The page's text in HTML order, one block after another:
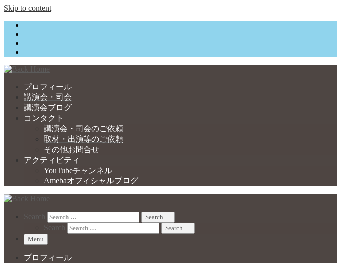
Skip to content
プロフィール
講演会・司会
講演会ブログ
コンタクト
講演会・司会のご依頼
取材・出演等のご依頼
その他お問合せ
アクティビティ
YouTubeチャンネル
Amebaオフィシャルブログ
Search Search …
Search
Search …
Menu
プロフィール